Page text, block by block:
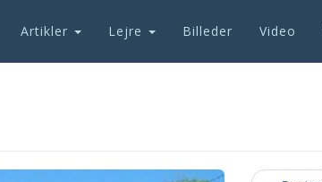
Artikler Lejre Billeder Video